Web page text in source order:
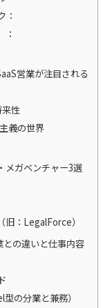
：
：
営業が注目される
性
義の世界
メガベンチャー3選
：LegalForce）
の違いと仕事内容
の分業と兼務）